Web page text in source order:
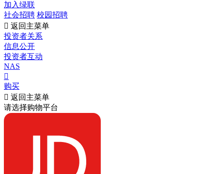
加入绿联
社会招聘 校园招聘
 返回主菜单
投资者关系
信息公开
投资者互动
NAS

购买
 返回主菜单
请选择购物平台